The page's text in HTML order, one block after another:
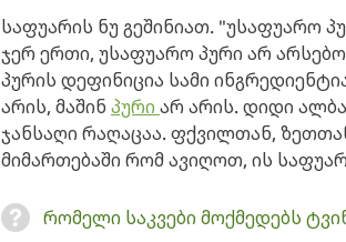
საფუარის ნუ გეშინიათ. "უსაფუარო
ჯერ ერთი, უსაფუარო პური არ
პურის დეფინიცია სამი
არის, მაშინ პური არ არის. დიდი
ჯანსაღი რაღაცაა. ფქვილთან,
მიმართებაში რომ ავიღოთ, ის
რომელი საკვები მოქმედებს